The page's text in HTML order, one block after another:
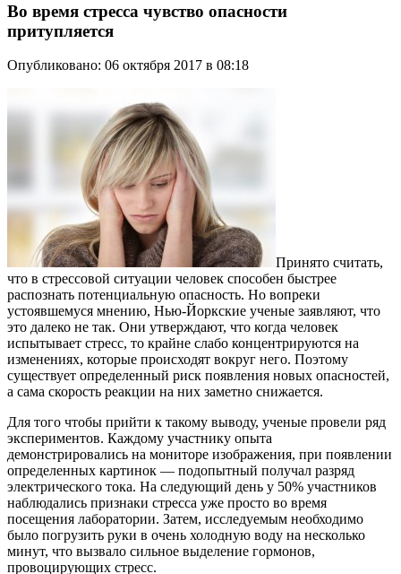
Во время стресса чувство опасности
притупляется
Опубликовано: 06 октября 2017 в 08:18
Принято считать,
что в стрессовой ситуации человек способен быстрее
распознать потенциальную опасность. Но вопреки
устоявшемуся мнению, Нью-Йоркские ученые заявляют, что
это далеко не так. Они утверждают, что когда человек
испытывает стресс, то крайне слабо концентрируются на
изменениях, которые происходят вокруг него. Поэтому
существует определенный риск появления новых опасностей,
а сама скорость реакции на них заметно снижается.
Для того чтобы прийти к такому выводу, ученые провели ряд
экспериментов. Каждому участнику опыта
демонстрировались на мониторе изображения, при появлении
определенных картинок — подопытный получал разряд
электрического тока. На следующий день у 50% участников
наблюдались признаки стресса уже просто во время
посещения лаборатории. Затем, исследуемым необходимо
было погрузить руки в очень холодную воду на несколько
минут, что вызвало сильное выделение гормонов,
провоцирующих стресс.